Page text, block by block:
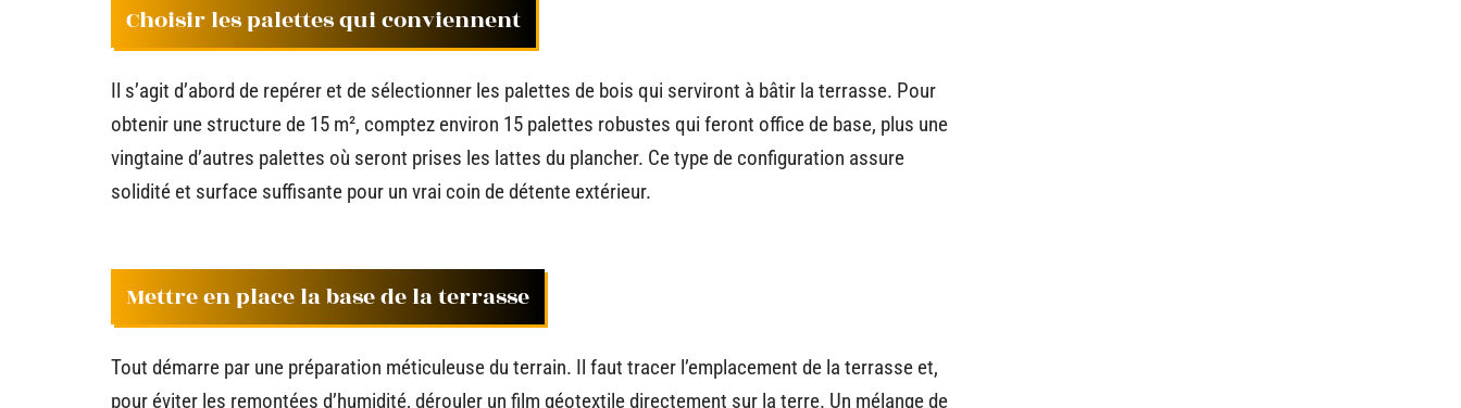
Choisir les palettes qui conviennent
Il s’agit d’abord de repérer et de sélectionner les palettes de bois qui serviront à bâtir la terrasse. Pour
obtenir une structure de 15 m², comptez environ 15 palettes robustes qui feront office de base, plus une
vingtaine d’autres palettes où seront prises les lattes du plancher. Ce type de configuration assure
solidité et surface suffisante pour un vrai coin de détente extérieur.
Mettre en place la base de la terrasse
Tout démarre par une préparation méticuleuse du terrain. Il faut tracer l’emplacement de la terrasse et,
pour éviter les remontées d’humidité, dérouler un film géotextile directement sur la terre. Un mélange de